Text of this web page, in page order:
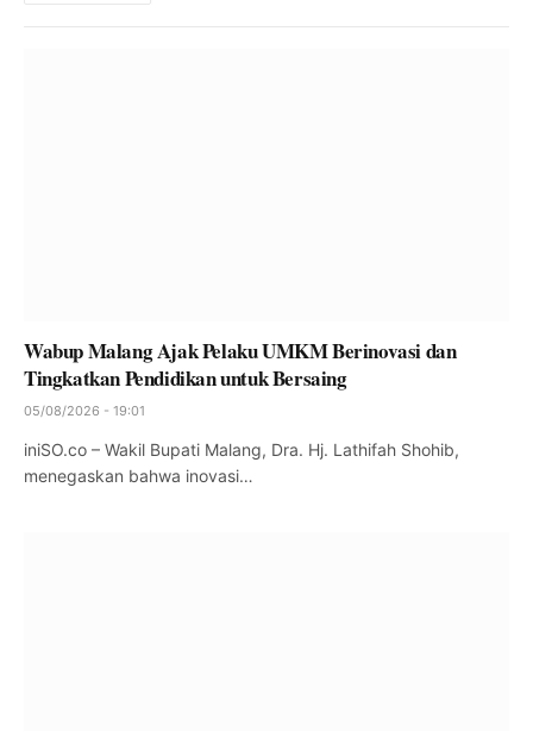
Wabup Malang Ajak Pelaku UMKM Berinovasi dan
Tingkatkan Pendidikan untuk Bersaing
05/08/2026 - 19:01
iniSO.co – Wakil Bupati Malang, Dra. Hj. Lathifah Shohib,
menegaskan bahwa inovasi…